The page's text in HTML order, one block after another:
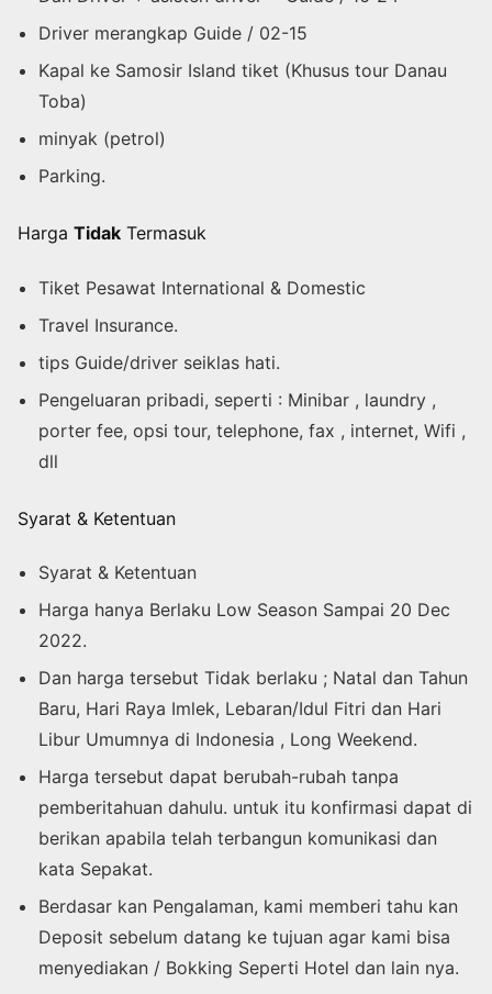
Driver merangkap Guide / 02-15
Kapal ke Samosir Island tiket (Khusus tour Danau
Toba)
minyak (petrol)
Parking.
Harga Tidak Termasuk
Tiket Pesawat International & Domestic
Travel Insurance.
tips Guide/driver seiklas hati.
Pengeluaran pribadi, seperti : Minibar , laundry ,
porter fee, opsi tour, telephone, fax , internet, Wifi ,
dll
Syarat & Ketentuan
Syarat & Ketentuan
Harga hanya Berlaku Low Season Sampai 20 Dec
2022.
Dan harga tersebut Tidak berlaku ; Natal dan Tahun
Baru, Hari Raya Imlek, Lebaran/Idul Fitri dan Hari
Libur Umumnya di Indonesia , Long Weekend.
Harga tersebut dapat berubah-rubah tanpa
pemberitahuan dahulu. untuk itu konfirmasi dapat di
berikan apabila telah terbangun komunikasi dan
kata Sepakat.
Berdasar kan Pengalaman, kami memberi tahu kan
Deposit sebelum datang ke tujuan agar kami bisa
menyediakan / Bokking Seperti Hotel dan lain nya.